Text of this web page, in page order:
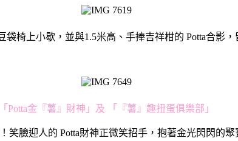
椅上小歇，並與1.5米高、手捧吉祥柑的 Potta合影，
「Potta金『薯』財神」及 「『薯』趣扭蛋俱樂部」
笑臉迎人的 Potta財神正微笑招手，抱著金光閃閃的